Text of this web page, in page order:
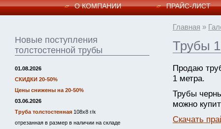
О КОМПАНИИ ПРАЙC-ЛИСТ
Новые поступления
толстостенной трубы
01.08.2026
СКИДКИ 20-50%
Цены снижены на 20-50%
03.06.2026
Труба толстостенная 108х8 г/к
отрезанная в размер в наличии на складе
Главная »
Трубы
Продаю
1 метра.
Трубы
можно
Скачать